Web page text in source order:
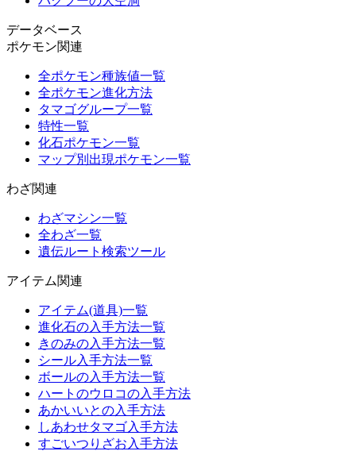
データベース
ポケモン関連
全ポケモン種族値一覧
全ポケモン進化方法
タマゴグループ一覧
特性一覧
化石ポケモン一覧
マップ別出現ポケモン一覧
わざ関連
わざマシン一覧
全わざ一覧
遺伝ルート検索ツール
アイテム関連
アイテム(道具)一覧
進化石の入手方法一覧
きのみの入手方法一覧
シール入手方法一覧
ボールの入手方法一覧
ハートのウロコの入手方法
あかいいとの入手方法
しあわせタマゴ入手方法
すごいつりざお入手方法